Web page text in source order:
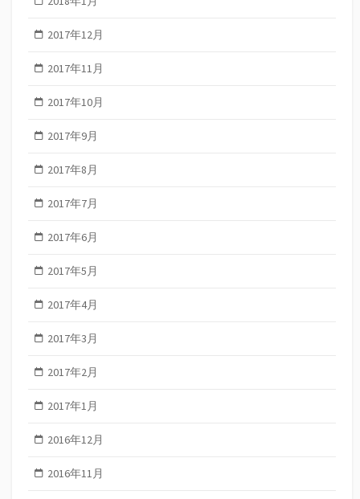
2017年12月
2017年11月
2017年10月
2017年9月
2017年8月
2017年7月
2017年6月
2017年5月
2017年4月
2017年3月
2017年2月
2017年1月
2016年12月
2016年11月